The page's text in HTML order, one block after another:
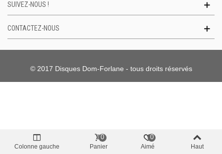
SUIVEZ-NOUS !
CONTACTEZ-NOUS
© 2017 Disques Dom-Forlane - tous droits réservés
Colonne gauche Panier
0
Aimé
0
Haut